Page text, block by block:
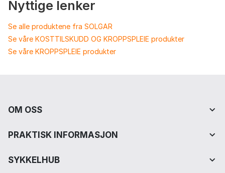
Nyttige lenker
Se alle produktene fra SOLGAR
Se våre KOSTTILSKUDD OG KROPPSPLEIE produkter
Se våre KROPPSPLEIE produkter
OM OSS
PRAKTISK INFORMASJON
SYKKELHUB